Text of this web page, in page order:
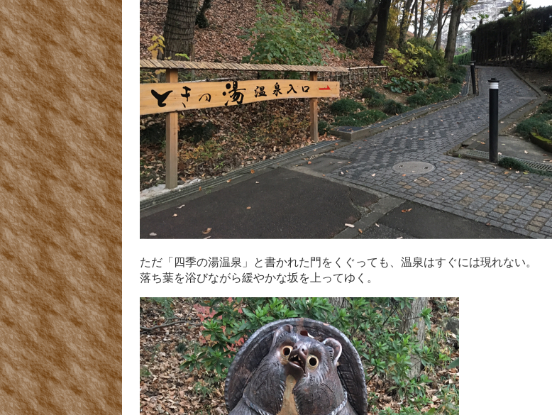
ただ「四季の湯温泉」と書かれた門をくぐっても、温泉はすぐには現れない。
落ち葉を浴びながら緩やかな坂を上ってゆく。